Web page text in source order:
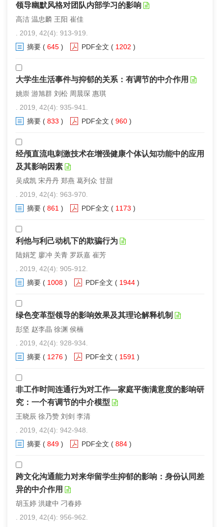
领导幽默风格对团队内部学习的影响
高洁 温忠麟 王阳 崔佳
. 2019, 42(4): 913-919.
摘要 ( 645 ) PDF全文 ( 1202 )
大学生生活事件与抑郁的关系：有调节的中介作用
姚崇 游旭群 刘松 周晨琛 惠琪
. 2019, 42(4): 935-941.
摘要 ( 833 ) PDF全文 ( 960 )
经颅直流电刺激技术在增强健康个体认知功能中的应用
及其影响因素
吴成凯 宋丹丹 郑燕 葛列众 甘甜
. 2019, 42(4): 963-970.
摘要 ( 861 ) PDF全文 ( 1173 )
利他与利己动机下的欺骗行为
陆娟芝 廖冲 关青 罗跃嘉 崔芳
. 2019, 42(4): 905-912.
摘要 ( 1008 ) PDF全文 ( 1944 )
绿色变革型领导的影响效果及其理论解释机制
彭坚 赵李晶 徐渊 侯楠
. 2019, 42(4): 928-934.
摘要 ( 1276 ) PDF全文 ( 1591 )
非工作时间连通行为对工作—家庭平衡满意度的影响研
究：一个有调节的中介模型
王晓辰 徐乃赞 刘剑 李清
. 2019, 42(4): 942-948.
摘要 ( 849 ) PDF全文 ( 884 )
跨文化沟通能力对来华留学生抑郁的影响：身份认同差
异的中介作用
胡玉婷 洪建中 刁春婷
. 2019, 42(4): 956-962.